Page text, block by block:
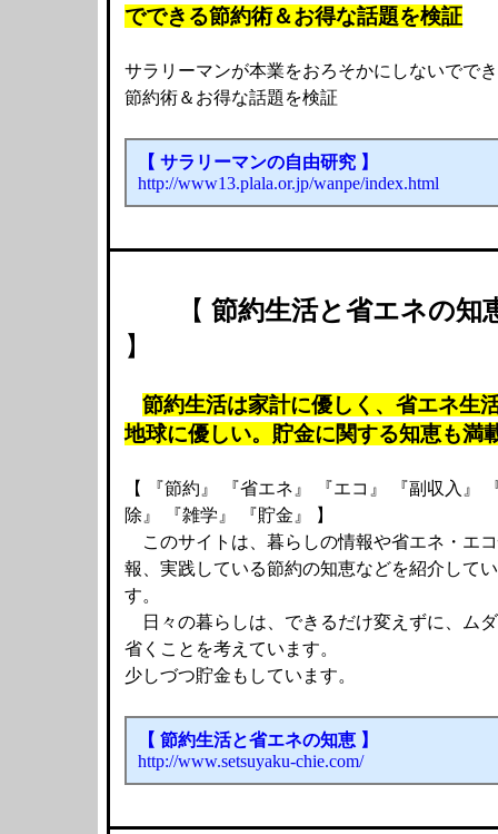
でできる節約術＆お得な話題を検証
サラリーマンが本業をおろそかにしないでで
節約術＆お得な話題を検証
【 サラリーマンの自由研究 】
http://www13.plala.or.jp/wanpe/index.html
【 節約生活と省エネの知
】
節約生活は家計に優しく、省エネ生
地球に優しい。貯金に関する知恵も満
【 『節約』 『省エネ』 『エコ』 『副収入』
除』 『雑学』 『貯金』 】
このサイトは、暮らしの情報や省エネ・エ
報、実践している節約の知恵などを紹介して
す。
日々の暮らしは、できるだけ変えずに、ム
省くことを考えています。
少しづつ貯金もしています。
【 節約生活と省エネの知恵 】
http://www.setsuyaku-chie.com/